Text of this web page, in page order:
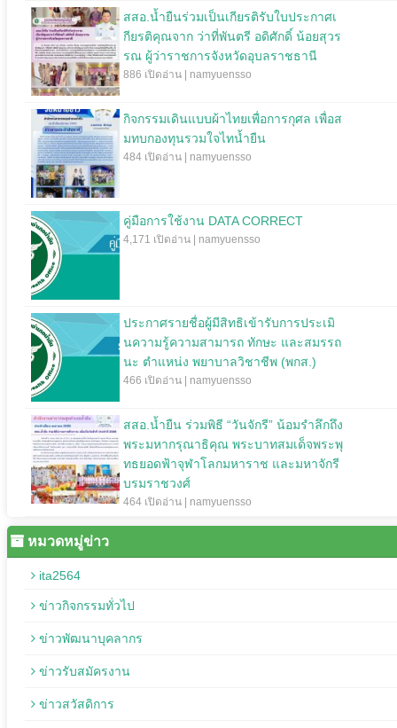
สสอ.น้ำยืนร่วมเป็นเกียรติรับใบประกาศเ
กียรติคุณจาก ว่าที่พันตรี อดิศักดิ์ น้อยสุวร
รณ ผู้ว่าราชการจังหวัดอุบลราชธานี
886 เปิดอ่าน | namyuensso
กิจกรรมเดินแบบผ้าไทยเพื่อการกุศล เพื่อส
มทบกองทุนรวมใจไทน้ำยืน
484 เปิดอ่าน | namyuensso
คู่มือการใช้งาน DATA CORRECT
4,171 เปิดอ่าน | namyuensso
ประกาศรายชื่อผู้มีสิทธิเข้ารับการประเมิ
นความรู้ความสามารถ ทักษะ และสมรรถ
นะ ตำแหน่ง พยาบาลวิชาชีพ (พกส.)
466 เปิดอ่าน | namyuensso
สสอ.น้ำยืน ร่วมพิธี “วันจักรี” น้อมรำลึกถึง
พระมหากรุณาธิคุณ พระบาทสมเด็จพระพุ
ทธยอดฟ้าจุฬาโลกมหาราช และมหาจักรี
บรมราชวงศ์
464 เปิดอ่าน | namyuensso
หมวดหมู่ข่าว
ita2564
ข่าวกิจกรรมทั่วไป
ข่าวพัฒนาบุคลากร
ข่าวรับสมัครงาน
ข่าวสวัสดิการ